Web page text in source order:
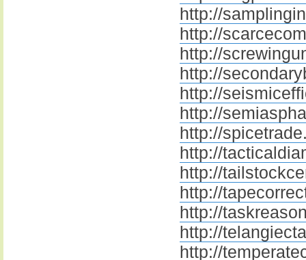
http://
http://
http://
http://
http://
http://
http://
http://
http://
http://
http://
http://
http://